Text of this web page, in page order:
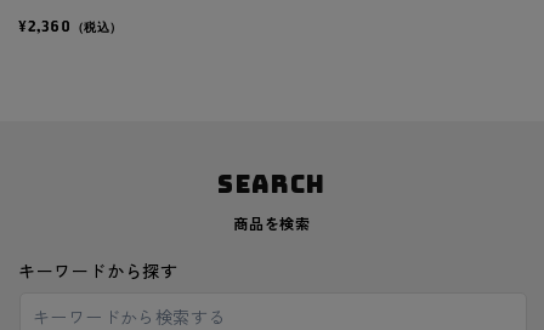
¥2,360 （税込）
SEARCH
商品を検索
キーワードから探す